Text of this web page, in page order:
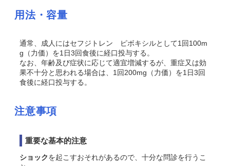
用法・容量
通常、成人にはセフジトレン ピボキシルとして1回100m
g（力価）を1日3回食後に経口投与する。
なお、年齢及び症状に応じて適宜増減するが、重症又は効
果不十分と思われる場合は、1回200mg（力価）を1日3回
食後に経口投与する。
注意事項
重要な基本的注意
ショックを起こすおそれがあるので、十分な問診を行うこ